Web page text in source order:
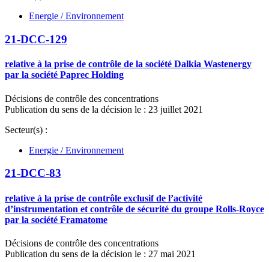
Energie / Environnement
21-DCC-129
relative à la prise de contrôle de la société Dalkia Wastenergy
par la société Paprec Holding
Décisions de contrôle des concentrations
Publication du sens de la décision le : 23 juillet 2021
Secteur(s) :
Energie / Environnement
21-DCC-83
relative à la prise de contrôle exclusif de l’activité
d’instrumentation et contrôle de sécurité du groupe Rolls-Royce
par la société Framatome
Décisions de contrôle des concentrations
Publication du sens de la décision le : 27 mai 2021